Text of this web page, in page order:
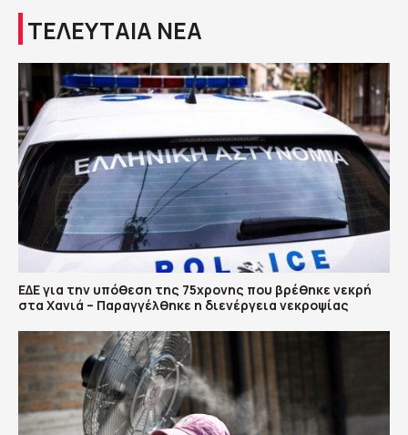
ΤΕΛΕΥΤΑΙΑ ΝΕΑ
ΕΔΕ για την υπόθεση της 75χρονης που βρέθηκε νεκρή
στα Χανιά – Παραγγέλθηκε η διενέργεια νεκροψίας